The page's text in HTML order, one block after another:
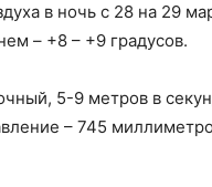
в ночь с 28 на 29
– +8 – +9 градусов.
5-9 метров в
– 745